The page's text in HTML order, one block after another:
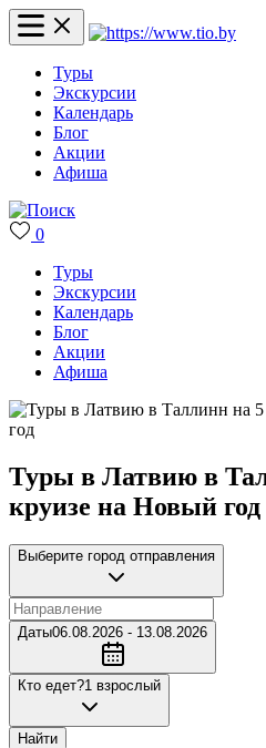
Туры
Экскурсии
Календарь
Блог
Акции
Афиша
0
Туры
Экскурсии
Календарь
Блог
Акции
Афиша
Туры в Латвию в
круизе на Новый год
Выберите город отправления
Даты06.08.2026 - 13.08.2026
Кто едет?1 взрослый
Найти